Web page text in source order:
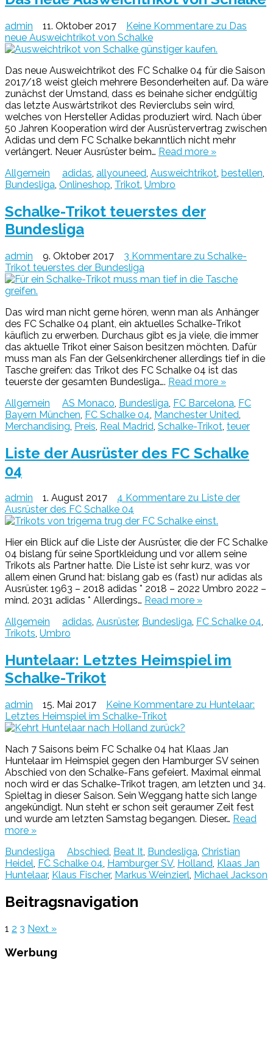
admin 11. Oktober 2017 Keine Kommentare zu Das
neue Ausweichtrikot von Schalke
Das neue Ausweichtrikot des FC Schalke 04 für die Saison
2017/18 weist gleich mehrere Besonderheiten auf. Da wäre
zunächst der Umstand, dass es beinahe sicher endgültig
das letzte Auswärtstrikot des Revierclubs sein wird,
welches von Hersteller Adidas produziert wird. Nach über
50 Jahren Kooperation wird der Ausrüstervertrag zwischen
Adidas und dem FC Schalke bekanntlich nicht mehr
verlängert. Neuer Ausrüster beim… Read more »
Allgemein
adidas, allyouneed, Ausweichtrikot, bestellen,
Bundesliga, Onlineshop, Trikot, Umbro
Schalke-Trikot teuerstes der
Bundesliga
admin 9. Oktober 2017 3 Kommentare zu Schalke-
Trikot teuerstes der Bundesliga
Das wird man nicht gerne hören, wenn man als Anhänger
des FC Schalke 04 plant, ein aktuelles Schalke-Trikot
käuflich zu erwerben. Durchaus gibt es ja viele, die immer
das aktuelle Trikot einer Saison besitzen möchten. Dafür
muss man als Fan der Gelsenkirchener allerdings tief in die
Tasche greifen: das Trikot des FC Schalke 04 ist das
teuerste der gesamten Bundesliga…. Read more »
Allgemein
AS Monaco, Bundesliga, FC Barcelona, FC
Bayern München, FC Schalke 04, Manchester United,
Merchandising, Preis, Real Madrid, Schalke-Trikot, teuer
Liste der Ausrüster des FC Schalke
04
admin 1. August 2017 4 Kommentare zu Liste der
Ausrüster des FC Schalke 04
Hier ein Blick auf die Liste der Ausrüster, die der FC Schalke
04 bislang für seine Sportkleidung und vor allem seine
Trikots als Partner hatte. Die Liste ist sehr kurz, was vor
allem einen Grund hat: bislang gab es (fast) nur adidas als
Ausrüster. 1963 – 2018 adidas * 2018 – 2022 Umbro 2022 –
mind. 2031 adidas * Allerdings… Read more »
Allgemein
adidas, Ausrüster, Bundesliga, FC Schalke 04,
Trikots, Umbro
Huntelaar: Letztes Heimspiel im
Schalke-Trikot
admin 15. Mai 2017 Keine Kommentare zu Huntelaar:
Letztes Heimspiel im Schalke-Trikot
Nach 7 Saisons beim FC Schalke 04 hat Klaas Jan
Huntelaar im Heimspiel gegen den Hamburger SV seinen
Abschied von den Schalke-Fans gefeiert. Maximal einmal
noch wird er das Schalke-Trikot tragen, am letzten und 34.
Spieltag in dieser Saison. Sein Weggang hatte sich lange
angekündigt. Nun steht er schon seit geraumer Zeit fest
und wurde am letzten Samstag begangen. Dieser… Read
more »
Bundesliga
Abschied, Beat It, Bundesliga, Christian
Heidel, FC Schalke 04, Hamburger SV, Holland, Klaas Jan
Huntelaar, Klaus Fischer, Markus Weinzierl, Michael Jackson
Beitragsnavigation
1 2 3 Next »
Werbung